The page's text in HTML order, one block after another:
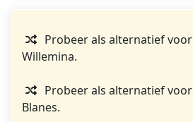
Probeer als alternatief voor
Willemina.
Probeer als alternatief voor
Blanes.